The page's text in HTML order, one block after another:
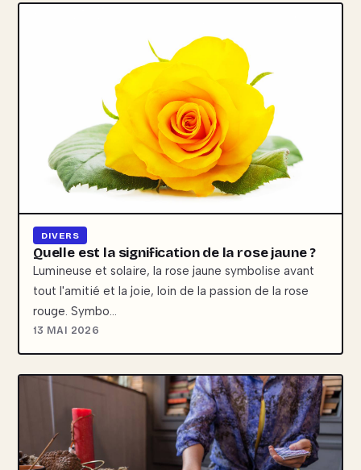
DIVERS
Quelle est la signification de la rose jaune ?
Lumineuse et solaire, la rose jaune symbolise avant
tout l'amitié et la joie, loin de la passion de la rose
rouge. Symbo…
13 MAI 2026